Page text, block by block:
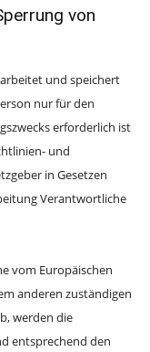
von
und speichert
nur für den
erforderlich ist
und
in Gesetzen
Verantwortliche
vom Europäischen
anderen zuständigen
werden die
entsprechend den